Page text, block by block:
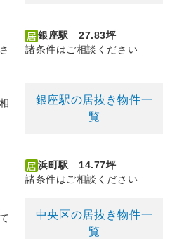
銀座駅 27.83坪
諸条件はご相談ください
銀座駅の居抜き物件一
覧
浜町駅 14.77坪
諸条件はご相談ください
中央区の居抜き物件一
覧